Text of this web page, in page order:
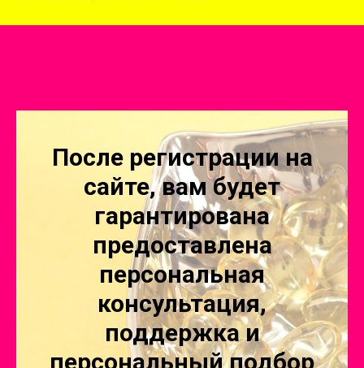
После регистрации на
сайте, вам будет
гарантирована
предоставлена
персональная
консультация,
поддержка и
персональный подбор